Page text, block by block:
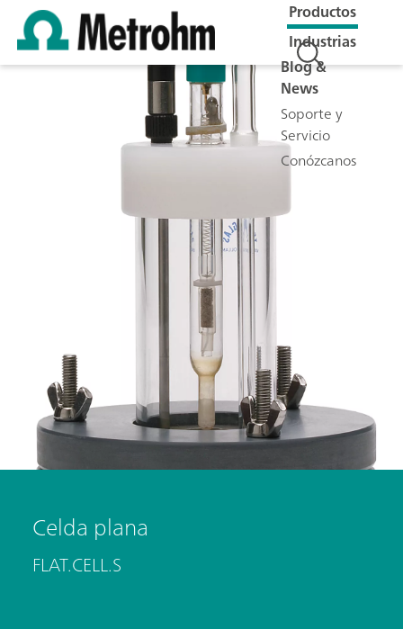
Productos
Industrias
Blog &
News
Soporte y
Servicio
Conózcanos
Celda plana
FLAT.CELL.S